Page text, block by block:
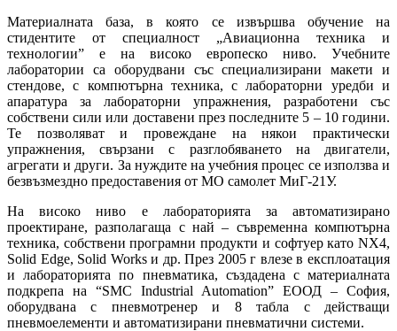
Материалната база, в която се извършва обучение на
стидентите от специалност „Авиационна техника и
технологии” е на високо европеско ниво. Учебните
лаборатории са оборудвани със специализирани макети и
стендове, с компютърна техника, с лабораторни уредби и
апаратура за лабораторни упражнения, разработени със
собствени сили или доставени през последните 5 – 10 години.
Те позволяват и провеждане на някои практически
упражнения, свързани с разглобяването на двигатели,
агрегати и други. За нуждите на учебния процес се използва и
безвъзмездно предоставения от МО самолет МиГ-21У.
На високо ниво е лабораторията за автоматизирано
проектиране, разполагаща с най – съвременна компютърна
техника, собствени програмни продукти и софтуер като NX4,
Solid Edge, Solid Works и др. През 2005 г влезе в експлоатация
и лабораторията по пневматика, създадена с материалната
подкрепа на “SMC Industrial Automation” ЕООД – София,
оборудвана с пневмотренер и 8 табла с действащи
пневмоелементи и автоматизирани пневматични системи.